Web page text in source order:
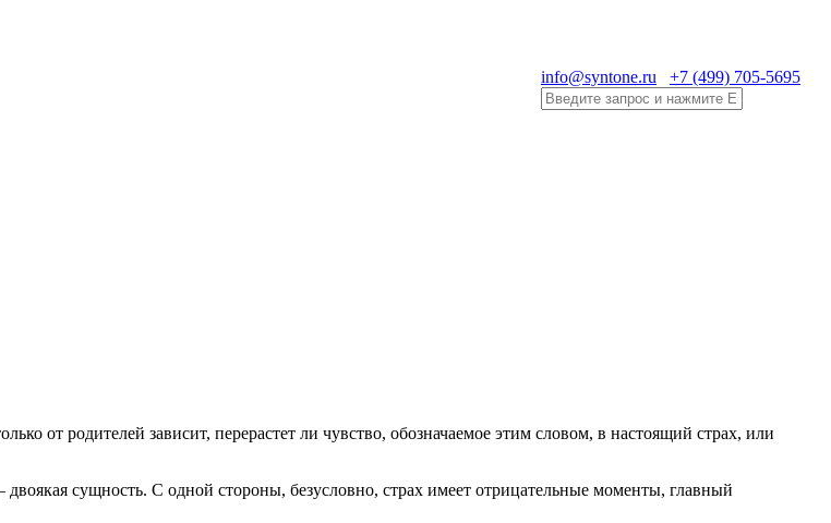
info@syntone.ru +7 (499) 705-5695
от родителей зависит, перерастет ли чувство, обозначаемое этим словом, в настоящий страх, или
сущность. С одной стороны, безусловно, страх имеет отрицательные моменты, главный